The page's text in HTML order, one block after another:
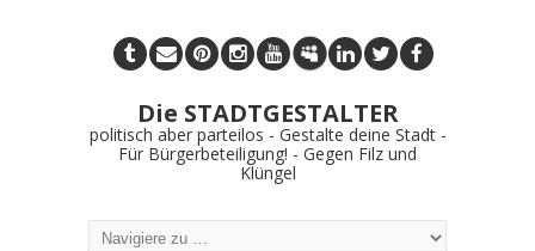
Die STADTGESTALTER
politisch aber parteilos - Gestalte deine Stadt -
Für Bürgerbeteiligung! - Gegen Filz und
Klüngel